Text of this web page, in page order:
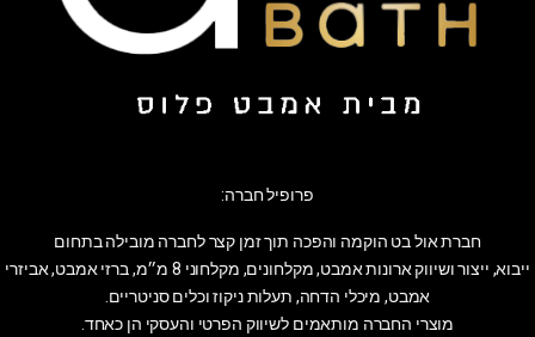
פרופיל חברה:
חברת אול בט הוקמה והפכה תוך זמן קצר לחברה מובילה בתחום
ייבוא, ייצור ושיווק ארונות אמבט, מקלחונים, מקלחוני 8 מ״מ, ברזי אמבט, אביזרי
אמבט, מיכלי הדחה, תעלות ניקוז וכלים סניטריים.
מוצרי החברה מותאמים לשיווק הפרטי והעסקי הן כאחד.